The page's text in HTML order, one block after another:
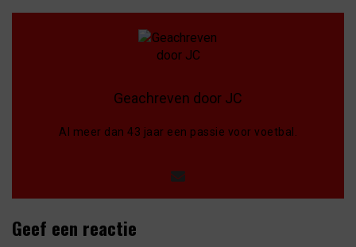
Geachreven door JC
Al meer dan 43 jaar een passie voor voetbal.
Geef een reactie